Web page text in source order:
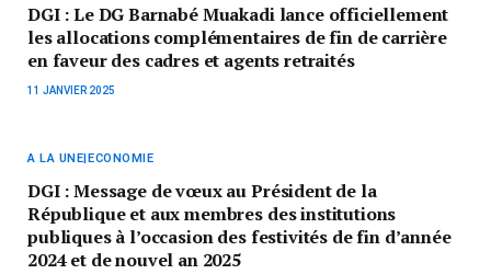
DGI : Le DG Barnabé Muakadi lance officiellement
les allocations complémentaires de fin de carrière
en faveur des cadres et agents retraités
11 JANVIER 2025
A LA UNE|ECONOMIE
DGI : Message de vœux au Président de la
République et aux membres des institutions
publiques à l’occasion des festivités de fin d’année
2024 et de nouvel an 2025